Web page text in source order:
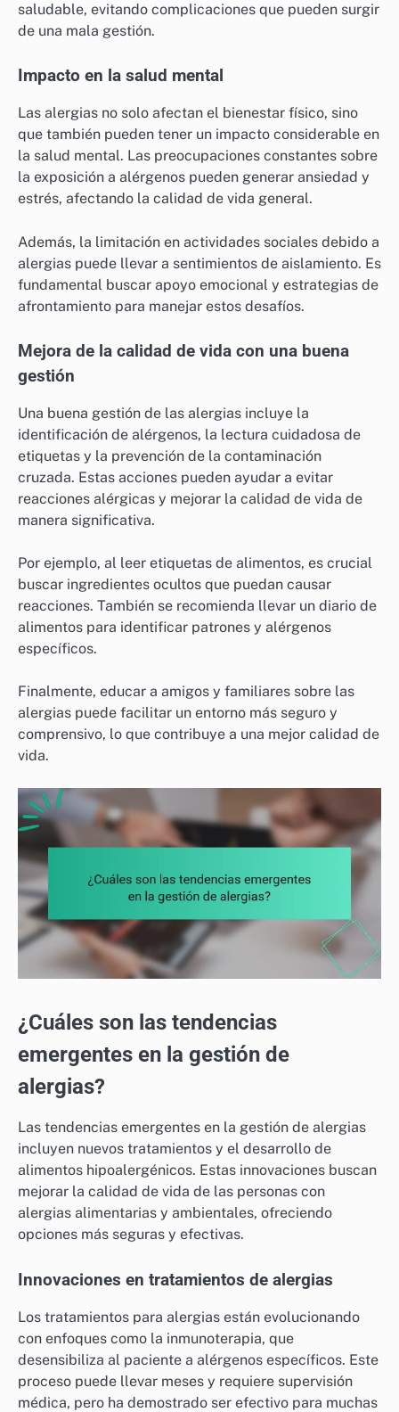
saludable, evitando complicaciones que pueden surgir
de una mala gestión.
Impacto en la salud mental
Las alergias no solo afectan el bienestar físico, sino
que también pueden tener un impacto considerable en
la salud mental. Las preocupaciones constantes sobre
la exposición a alérgenos pueden generar ansiedad y
estrés, afectando la calidad de vida general.
Además, la limitación en actividades sociales debido a
alergias puede llevar a sentimientos de aislamiento. Es
fundamental buscar apoyo emocional y estrategias de
afrontamiento para manejar estos desafíos.
Mejora de la calidad de vida con una buena
gestión
Una buena gestión de las alergias incluye la
identificación de alérgenos, la lectura cuidadosa de
etiquetas y la prevención de la contaminación
cruzada. Estas acciones pueden ayudar a evitar
reacciones alérgicas y mejorar la calidad de vida de
manera significativa.
Por ejemplo, al leer etiquetas de alimentos, es crucial
buscar ingredientes ocultos que puedan causar
reacciones. También se recomienda llevar un diario de
alimentos para identificar patrones y alérgenos
específicos.
Finalmente, educar a amigos y familiares sobre las
alergias puede facilitar un entorno más seguro y
comprensivo, lo que contribuye a una mejor calidad de
vida.
¿Cuáles son las tendencias
emergentes en la gestión de
alergias?
Las tendencias emergentes en la gestión de alergias
incluyen nuevos tratamientos y el desarrollo de
alimentos hipoalergénicos. Estas innovaciones buscan
mejorar la calidad de vida de las personas con
alergias alimentarias y ambientales, ofreciendo
opciones más seguras y efectivas.
Innovaciones en tratamientos de alergias
Los tratamientos para alergias están evolucionando
con enfoques como la inmunoterapia, que
desensibiliza al paciente a alérgenos específicos. Este
proceso puede llevar meses y requiere supervisión
médica, pero ha demostrado ser efectivo para muchas